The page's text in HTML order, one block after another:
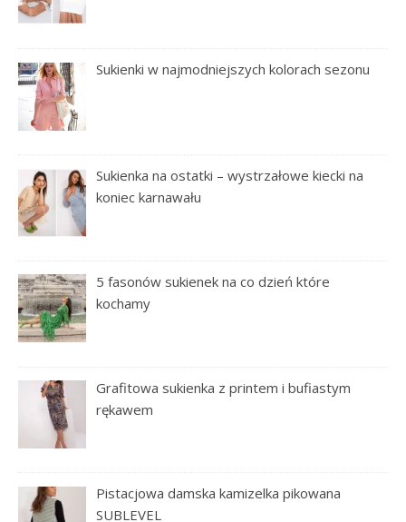
Sukienki w najmodniejszych kolorach sezonu
Sukienka na ostatki – wystrzałowe kiecki na
koniec karnawału
5 fasonów sukienek na co dzień które
kochamy
Grafitowa sukienka z printem i bufiastym
rękawem
Pistacjowa damska kamizelka pikowana
SUBLEVEL